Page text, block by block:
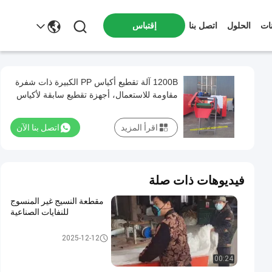
الحلول اتصل بنا إقتباس
1200B آلة تقطيع أكياس PP الكبيرة ذات شفرة
مقاومة للاستعمال، أجهزة تقطيع سابقة لأكياس
أكياس التعبئة
اتصل بنا الآن اقرأ المزيد
فيديوهات ذات صلة
00:24
مقطعة النسيج غير المنسوج
للنفايات الصناعية
تقطيع النفايات الصناعية2025-12-12